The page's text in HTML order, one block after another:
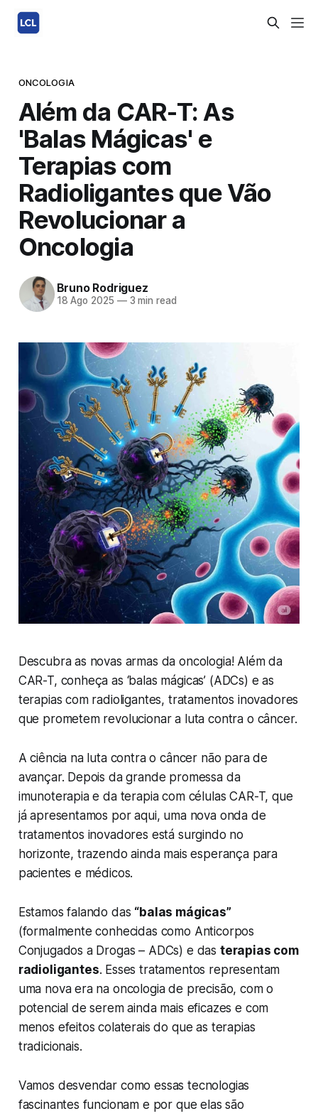
ONCOLOGIA
Além da CAR-T: As
'Balas Mágicas' e
Terapias com
Radioligantes que Vão
Revolucionar a
Oncologia
Bruno Rodriguez
18 Ago 2025 —3 min read
Descubra as novas armas da oncologia! Além da
CAR-T, conheça as ‘balas mágicas’ (ADCs) e as
terapias com radioligantes, tratamentos inovadores
que prometem revolucionar a luta contra o câncer.
A ciência na luta contra o câncer não para de
avançar. Depois da grande promessa da
imunoterapia e da terapia com células CAR-T, que
já apresentamos por aqui, uma nova onda de
tratamentos inovadores está surgindo no
horizonte, trazendo ainda mais esperança para
pacientes e médicos.
Estamos falando das “balas mágicas”
(formalmente conhecidas como Anticorpos
Conjugados a Drogas – ADCs) e das terapias com
radioligantes. Esses tratamentos representam
uma nova era na oncologia de precisão, com o
potencial de serem ainda mais eficazes e com
menos efeitos colaterais do que as terapias
tradicionais.
Vamos desvendar como essas tecnologias
fascinantes funcionam e por que elas são